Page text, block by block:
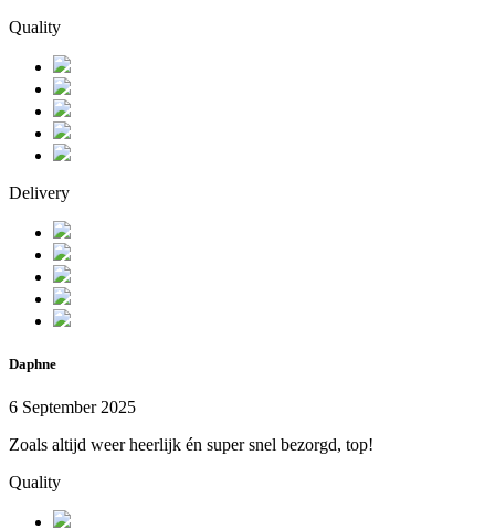
Quality
Delivery
Daphne
6 September 2025
Zoals altijd weer heerlijk én super snel bezorgd, top!
Quality